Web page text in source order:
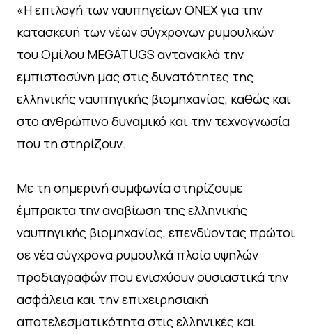
«Η επιλογή των ναυπηγείων ONEX για την
κατασκευή των νέων σύγχρονων ρυμουλκών
του Ομίλου MEGATUGS αντανακλά την
εμπιστοσύνη μας στις δυνατότητες της
ελληνικής ναυπηγικής βιομηχανίας, καθώς και
στο ανθρώπινο δυναμικό και την τεχνογνωσία
που τη στηρίζουν.
Με τη σημερινή συμφωνία στηρίζουμε
έμπρακτα την αναβίωση της ελληνικής
ναυπηγικής βιομηχανίας, επενδύοντας πρώτοι
σε νέα σύγχρονα ρυμουλκά πλοία υψηλών
προδιαγραφών που ενισχύουν ουσιαστικά την
ασφάλεια και την επιχειρησιακή
αποτελεσματικότητα στις ελληνικές και